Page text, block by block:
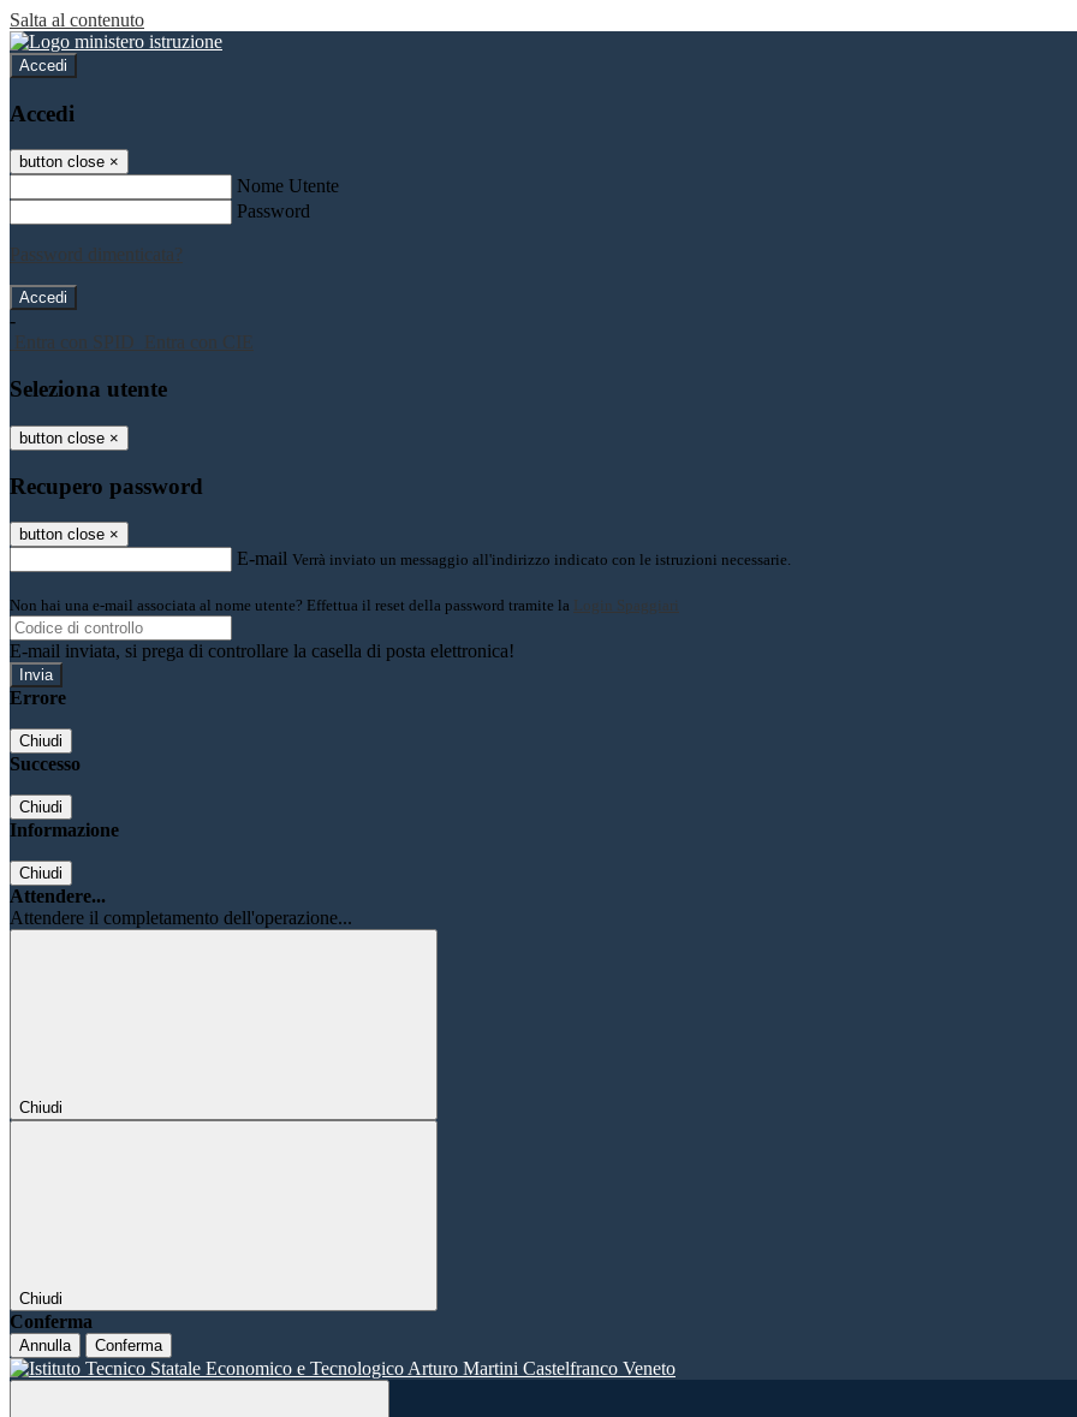
Salta al contenuto
Accedi
Accedi
button close ×
Nome Utente
Password
Password dimenticata?
-
Entra con SPID
Entra con CIE
Seleziona utente
button close ×
Recupero password
button close ×
E-mail Verrà inviato un messaggio all'indirizzo indicato con le istruzioni necessarie.
Non hai una e-mail associata al nome utente? Effettua il reset della password tramite la Login Spaggiari
E-mail inviata, si prega di controllare la casella di posta elettronica!
Errore
Chiudi
Successo
Chiudi
Informazione
Chiudi
Attendere...
Attendere il completamento dell'operazione...
Chiudi
Chiudi
Conferma
Annulla Conferma